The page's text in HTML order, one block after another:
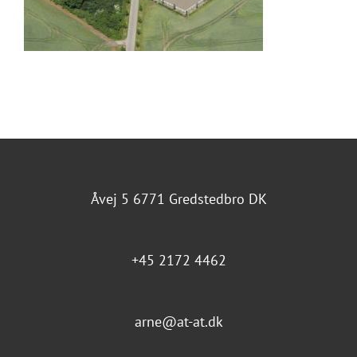
Åvej 5 6771 Gredstedbro DK
+45 2172 4462
arne@at-at.dk